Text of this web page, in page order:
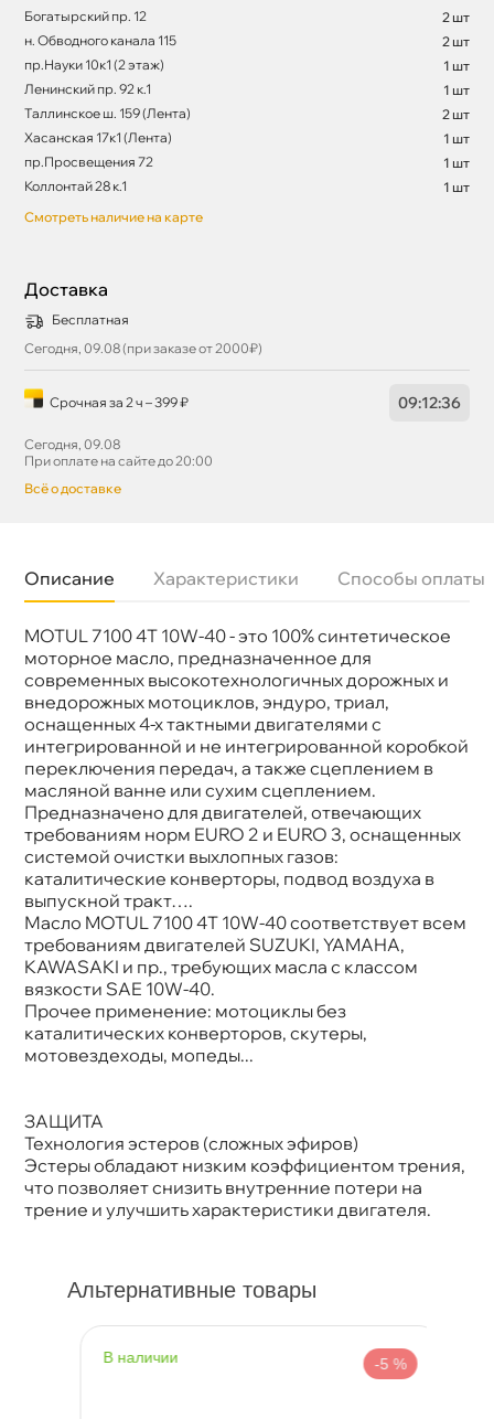
Богатырский пр. 12
2 шт
н. Обводного канала 115
2 шт
пр.Науки 10к1 (2 этаж)
1 шт
Ленинский пр. 92 к.1
1 шт
Таллинское ш. 159 (Лента)
2 шт
Хасанская 17к1 (Лента)
1 шт
пр.Просвещения 72
1 шт
Коллонтай 28 к.1
1 шт
Смотреть наличие на карте
Доставка
Бесплатная
Сегодня, 09.08 (при заказе от 2000₽)
Срочная за 2 ч – 399 ₽ 09:12:36
Сегодня, 09.08
При оплате на сайте до 20:00
сё о доставке
Описание Характеристики Способы оплаты
MOTUL 7100 4T 10W-40 - это 100% синтетическое
моторное масло, предназначенное для
современных высокотехнологичных дорожных и
недорожных мотоциклов, эндуро, триал,
оснащенных 4-х тактными двигателями с
интегрированной и не интегрированной коробкой
переключения передач, а также сцеплением
масляной ванне или сухим сцеплением.
Предназначено для двигателей, отвечающих
требованиям норм EURO 2 и EURO 3, оснащенных
системой очистки выхлопных газов:
каталитические конверторы, подвод воздуха
ыпускной тракт….
Масло MOTUL 7100 4T 10W-40 соответствует всем
требованиям двигателей SUZUKI, YAMAHA,
KAWASAKI и пр., требующих масла с классом
язкости SAE 10W-40.
Прочее применение: мотоциклы без
каталитических конверторов, скутеры,
мотовездеходы, мопеды...
ЗАЩИТА
Технология эстеров (сложных эфиров)
Эстеры обладают низким коэффициентом трения,
что позволяет снизить внутренние потери на
трение и улучшить характеристики двигателя.
язкость
10W-40
Тип масла
Синтетика
Спецификации
API SN/SM/SL/SJ/SH/SG
Объем
4л
Артикул
104092/112122/112875
Применение
Двигатель
Альтернативные товары
наличии -5 %